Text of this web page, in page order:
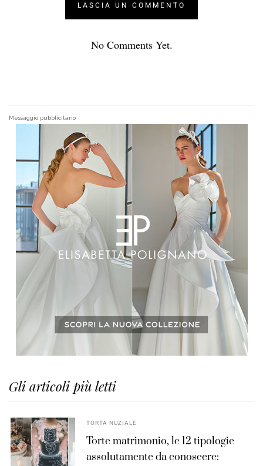
No Comments Yet.
Messaggio pubblicitario
Gli articoli più letti
TORTA NUZIALE
Torte matrimonio, le 12 tipologie
assolutamente da conoscere: